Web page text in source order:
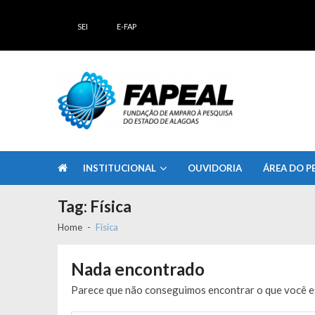
SEI E-FAP
INSTITUCIONAL OUVIDORIA ÁREA DO
Tag: Física
Home Física
Nada encontrado
Parece que não conseguimos encontrar o que você